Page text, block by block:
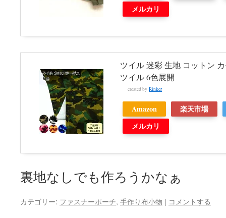
メルカリ
ツイル 迷彩 生地 コットン
ツイル 6色展開
created by Rinker
Amazon
楽天市場
メルカリ
裏地なしでも作ろうかなぁ
カテゴリー: ファスナーポーチ, 手作り布小物 | コメントする